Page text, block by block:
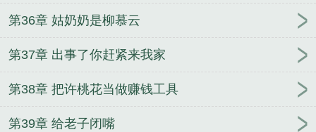
第36章 姑奶奶是柳慕云
第37章 出事了你赶紧来我家
第38章 把许桃花当做赚钱工具
第39章 给老子闭嘴